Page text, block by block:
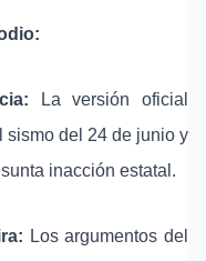
La versión oficial
sismo del 24 de junio y
inacción estatal.
Los argumentos del